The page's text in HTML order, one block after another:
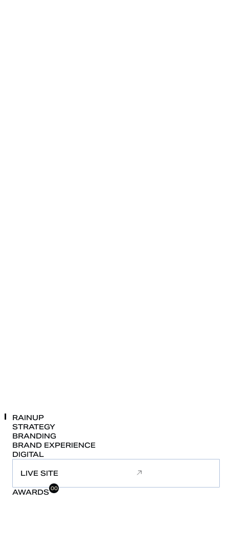
RAINUP
STRATEGY
BRANDING
BRAND EXPERIENCE
DIGITAL
LIVE SITE
AWARDS 00